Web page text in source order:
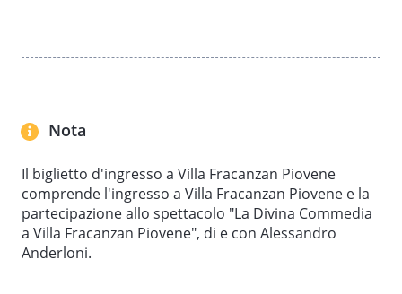
Nota
Il biglietto d'ingresso a Villa Fracanzan Piovene
comprende l'ingresso a Villa Fracanzan Piovene e la
partecipazione allo spettacolo "La Divina Commedia
a Villa Fracanzan Piovene", di e con Alessandro
Anderloni.